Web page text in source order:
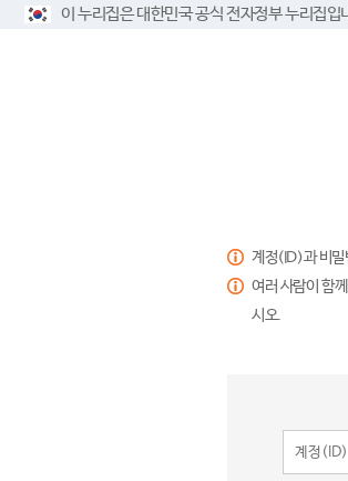
이 누리집은 대한민국 공식 전자정부 누리집입
계정(ID)과 비밀
여러 사람이 함
시오.